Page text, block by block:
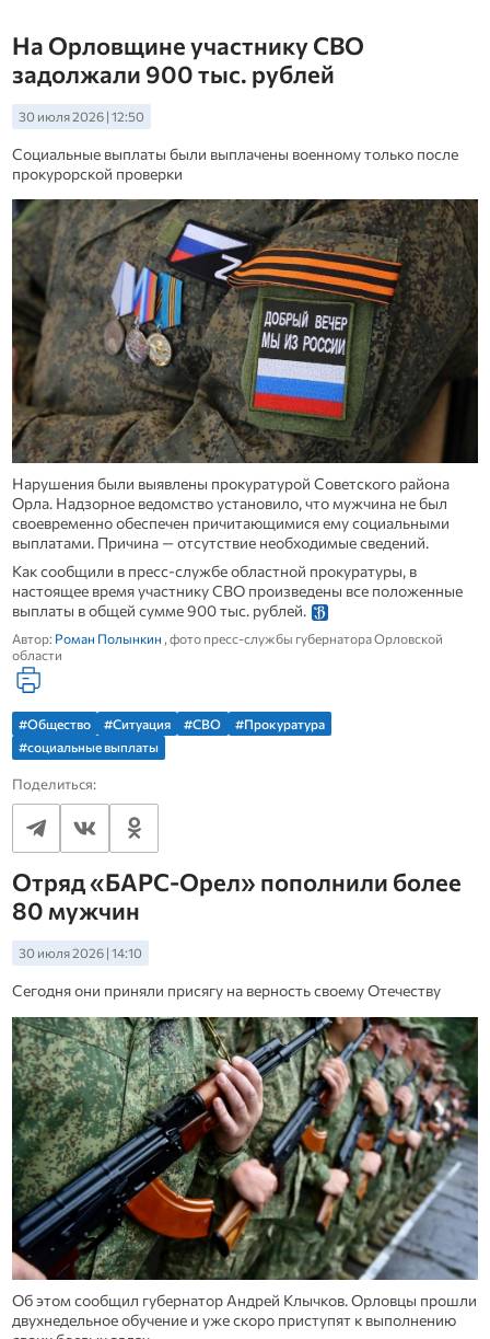
На Орловщине участнику СВО
задолжали 900 тыс. рублей
30 июля 2026 | 12:50
Социальные выплаты были выплачены военному только после
прокурорской проверки
Нарушения были выявлены прокуратурой Советского района
Орла. Надзорное ведомство установило, что мужчина не был
своевременно обеспечен причитающимися ему социальными
выплатами. Причина — отсутствие необходимые сведений.
Как сообщили в пресс-службе областной прокуратуры, в
настоящее время участнику СВО произведены все положенные
выплаты в общей сумме 900 тыс. рублей.
Автор: Роман Полынкин , фото пресс-службы губернатора Орловской
области
#Общество #Ситуация #СВО
#Прокуратура
#социальные выплаты
Поделиться:
Отряд «БАРС-Орел» пополнили более
80 мужчин
30 июля 2026 | 14:10
Сегодня они приняли присягу на верность своему Отечеству
Об этом сообщил губернатор Андрей Клычков. Орловцы прошли
двухнедельное обучение и уже скоро приступят к выполнению